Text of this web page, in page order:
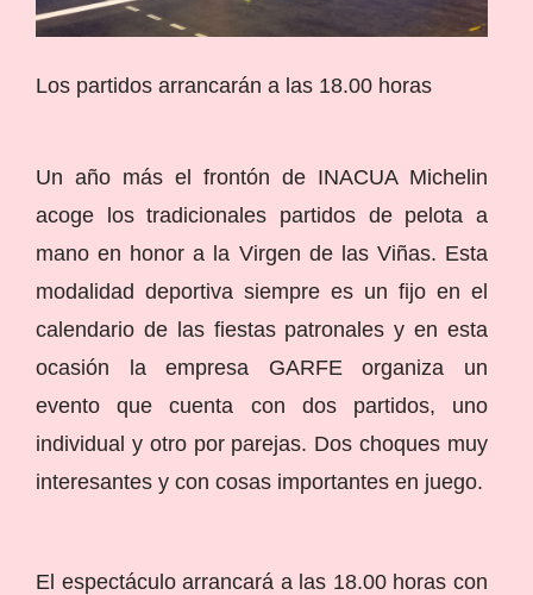
Los partidos arrancarán a las 18.00 horas
Un año más el frontón de INACUA Michelin
acoge los tradicionales partidos de pelota a
mano en honor a la Virgen de las Viñas. Esta
modalidad deportiva siempre es un fijo en el
calendario de las fiestas patronales y en esta
ocasión la empresa GARFE organiza un
evento que cuenta con dos partidos, uno
individual y otro por parejas. Dos choques muy
interesantes y con cosas importantes en juego.
El espectáculo arrancará a las 18.00 horas con